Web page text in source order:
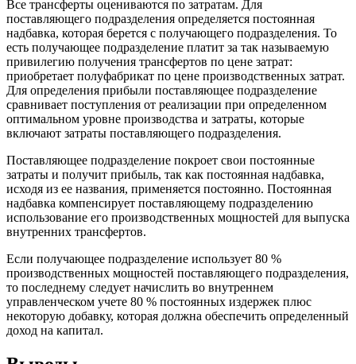
Все трансферты оцениваются по затратам. Для
поставляющего подразделения определяется постоянная
надбавка, которая берется с получающего подразделения. То
есть получающее подразделение платит за так называемую
привилегию получения трансфертов по цене затрат:
приобретает полуфабрикат по цене производственных затрат.
Для определения прибыли поставляющее подразделение
сравнивает поступления от реализации при определенном
оптимальном уровне производства и затраты, которые
включают затраты поставляющего подразделения.
Поставляющее подразделение покроет свои постоянные
затраты и получит прибыль, так как постоянная надбавка,
исходя из ее названия, применяется постоянно. Постоянная
надбавка компенсирует поставляющему подразделению
использование его производственных мощностей для выпуска
внутренних трансфертов.
Если получающее подразделение использует 80 %
производственных мощностей поставляющего подразделения,
то последнему следует начислить во внутреннем
управленческом учете 80 % постоянных издержек плюс
некоторую добавку, которая должна обеспечить определенный
доход на капитал.